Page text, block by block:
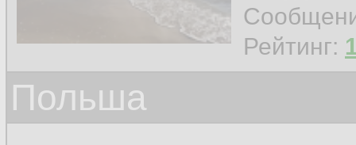
Рейтинг:
Польша